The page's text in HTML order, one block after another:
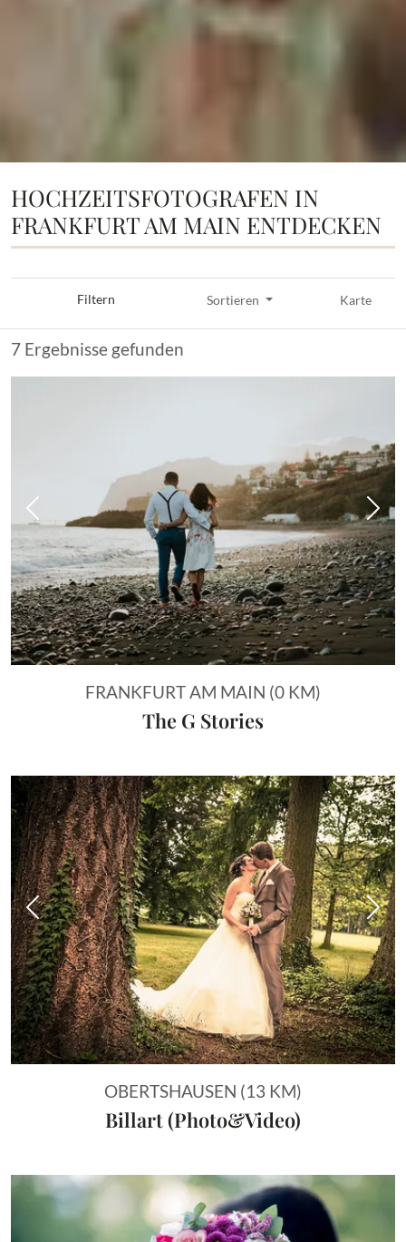
HOCHZEITSFOTOGRAFEN IN
FRANKFURT AM MAIN ENTDECKEN
Filtern Sortieren Karte
7 Ergebnisse gefunden
Vorheriges Bild
FRANKFURT AM MAIN (0 KM)
The G Stories
Vorheriges Bild
OBERTSHAUSEN (13 KM)
Billart (Photo&Video)